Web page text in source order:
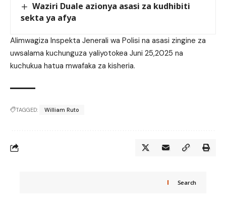
Waziri Duale azionya asasi za kudhibiti
sekta ya afya
Alimwagiza Inspekta Jenerali wa Polisi na asasi zingine za
uwsalama kuchunguza yaliyotokea Juni 25,2025 na
kuchukua hatua mwafaka za kisheria.
TAGGED: William Ruto
Search